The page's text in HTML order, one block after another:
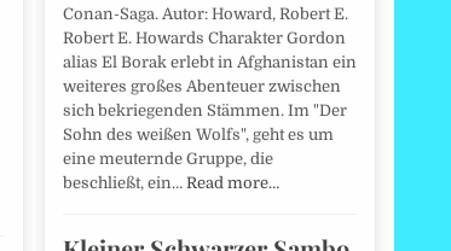
Conan-Saga. Autor: Howard, Robert E.
Robert E. Howards Charakter Gordon
alias El Borak erlebt in Afghanistan ein
weiteres großes Abenteuer zwischen
sich bekriegenden Stämmen. Im "Der
Sohn des weißen Wolfs", geht es um
eine meuternde Gruppe, die
beschließt, ein… Read more…